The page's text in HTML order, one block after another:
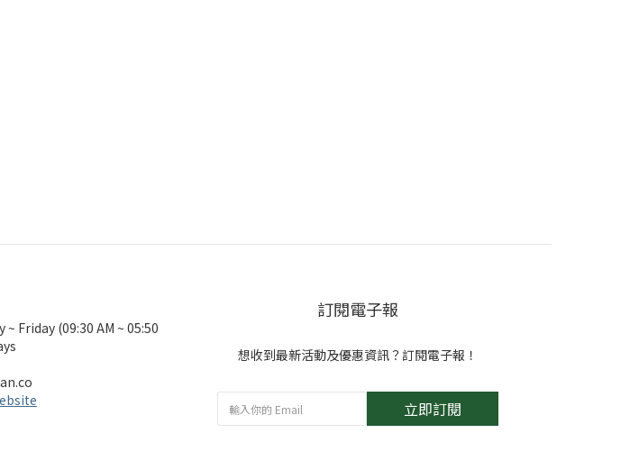
Friday (09:30 AM ~ 05:50
訂閱電子報
想收到最新活動及優惠資訊？訂閱電子報！
立即訂閱